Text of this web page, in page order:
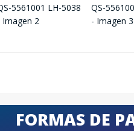
FORMAS DE